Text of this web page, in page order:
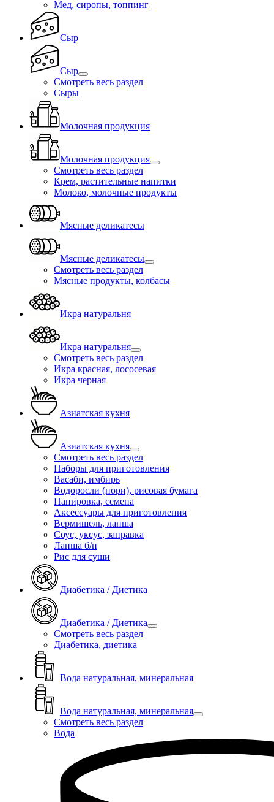
Мед, сиропы, топпинг
Сыр
Сыр
Смотреть весь раздел
Сыры
Молочная продукция
Молочная продукция
Смотреть весь раздел
Крем, растительные напитки
Молоко, молочные продукты
Мясные деликатесы
Мясные деликатесы
Смотреть весь раздел
Мясные продукты, колбасы
Икра натуральня
Икра натуральня
Смотреть весь раздел
Икра красная, лососевая
Икра черная
Азиатская кухня
Азиатская кухня
Смотреть весь раздел
Наборы для приготовления
Васаби, имбирь
Водоросли (нори), рисовая бумага
Панировка, семена
Аксессуары для приготовления
Вермишель, лапша
Соус, уксус, заправка
Лапша б/п
Рис для суши
Диабетика / Диетика
Диабетика / Диетика
Смотреть весь раздел
Диабетика, диетика
Вода натуральная, минеральная
Вода натуральная, минеральная
Смотреть весь раздел
Вода